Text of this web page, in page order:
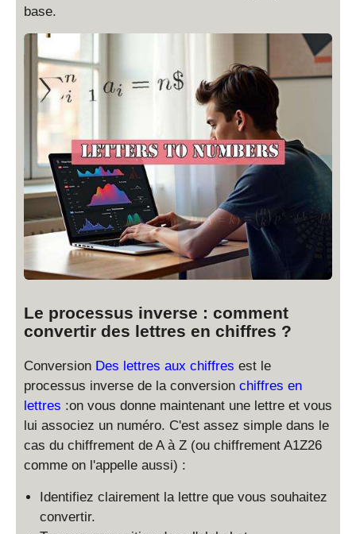
base.
Le processus inverse : comment
convertir des lettres en chiffres ?
Conversion Des lettres aux chiffres est le
processus inverse de la conversion chiffres en
lettres :on vous donne maintenant une lettre et vous
lui associez un numéro. C'est assez simple dans le
cas du chiffrement de A à Z (ou chiffrement A1Z26
comme on l'appelle aussi) :
Identifiez clairement la lettre que vous souhaitez
convertir.